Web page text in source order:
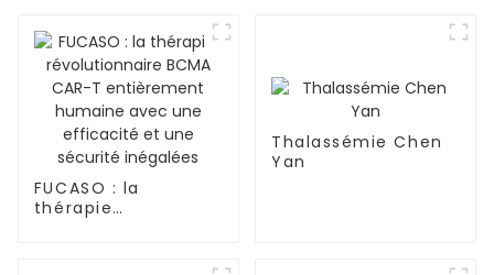
FUCASO : la
thérapie
Thalassémie Chen
Yan